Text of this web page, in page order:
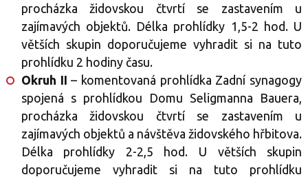
procházka židovskou čtvrtí se zastavením u
zajímavých objektů. Délka prohlídky 1,5-2 hod. U
větších skupin doporučujeme vyhradit si na tuto
prohlídku 2 hodiny času.
Okruh II – komentovaná prohlídka Zadní synagogy
spojená s prohlídkou Domu Seligmanna Bauera,
procházka židovskou čtvrtí se zastavením u
zajímavých objektů a návštěva židovského hřbitova.
Délka prohlídky 2-2,5 hod. U větších skupin
doporučujeme vyhradit si na tuto prohlídku